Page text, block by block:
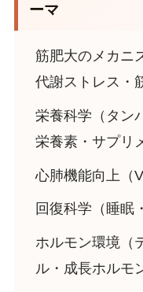
ーマ
筋肥大のメカニ
代謝ストレス・
栄養科学（タン
栄養素・サプリ
心肺機能向上（
回復科学（睡眠
ホルモン環境（
ル・成長ホルモ